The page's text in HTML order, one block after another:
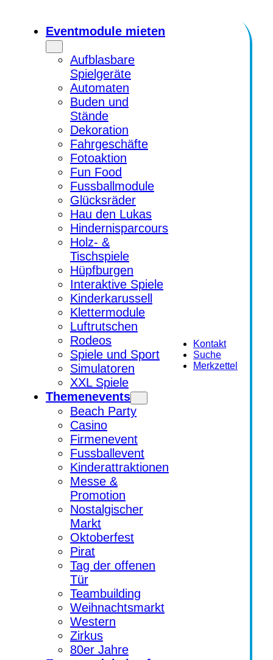
Eventmodule mieten
Aufblasbare
Spielgeräte
Automaten
Buden und
Stände
Dekoration
Fahrgeschäfte
Fotoaktion
Fun Food
Fussballmodule
Glücksräder
Hau den Lukas
Hindernisparcours
Holz- &
Tischspiele
Hüpfburgen
Interaktive Spiele
Kinderkarussell
Klettermodule
Luftrutschen
Rodeos
Spiele und Sport
Simulatoren
XXL Spiele
Themenevents
Beach Party
Casino
Firmenevent
Fussballevent
Kinderattraktionen
Messe &
Promotion
Nostalgischer
Markt
Oktoberfest
Pirat
Tag der offenen
Tür
Teambuilding
Weihnachtsmarkt
Western
Zirkus
80er Jahre
Kontakt
Suche
Merkzettel